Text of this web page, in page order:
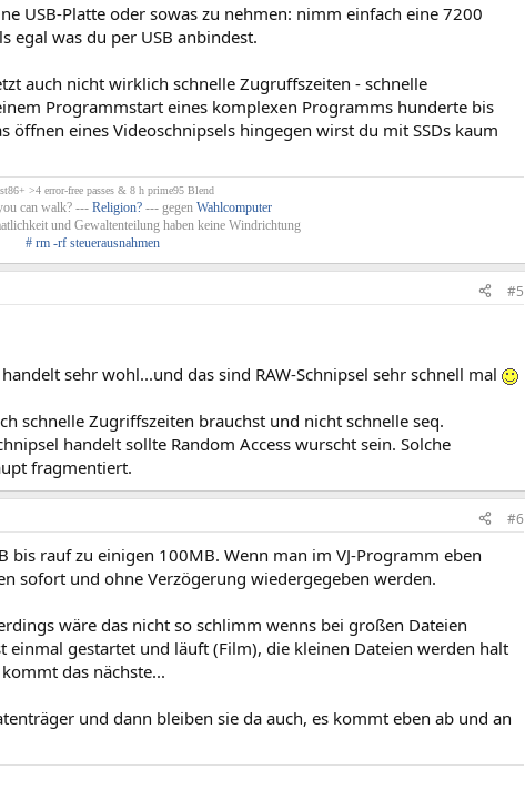
USB-Platte oder sowas zu nehmen: nimm einfach eine 7200
egal was du per USB anbindest.
auch nicht wirklich schnelle Zugruffszeiten - schnelle
Programmstart eines komplexen Programms hunderte bis
öffnen eines Videoschnipsels hingegen wirst du mit SSDs kaum
>4 error-free passes & 8 h prime95 Blend
can walk? --- Religion? --- gegen Wahlcomputer
und Gewaltenteilung haben keine Windrichtung
# rm -rf steuerausnahmen
#5
sehr wohl...und das sind RAW-Schnipsel sehr schnell mal
schnelle Zugriffszeiten brauchst und nicht schnelle seq.
handelt sollte Random Access wurscht sein. Solche
fragmentiert.
#6
bis rauf zu einigen 100MB. Wenn man im VJ-Programm eben
sofort und ohne Verzögerung wiedergegeben werden.
wäre das nicht so schlimm wenns bei großen Dateien
einmal gestartet und läuft (Film), die kleinen Dateien werden halt
das nächste...
und dann bleiben sie da auch, es kommt eben ab und an